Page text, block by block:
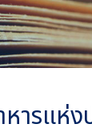
ารแห่